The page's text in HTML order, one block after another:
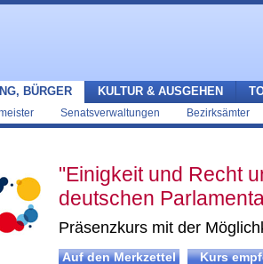
BÜRGER
Senatsverwaltungen Bezirksämter
KULTUR & AUSGEHEN
"Einigkeit und Recht
deutschen
Präsenzkurs mit der